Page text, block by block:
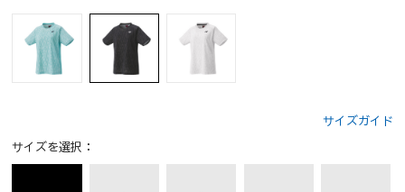
サイズガイド
サイズを選択：